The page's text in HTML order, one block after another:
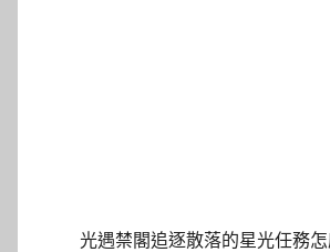
光遇禁閣追逐散落的星光任務